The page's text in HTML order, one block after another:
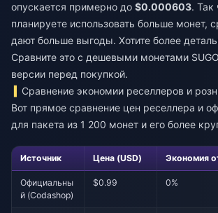
опускается примерно до $0.000603. Так
планируете использовать больше монет,
дают больше выгоды. Хотите более
Сравните это с дешевыми монетами
версии перед покупкой.
Сравнение экономии реселлеров и
Вот прямое сравнение цен реселлера и
для пакета из 1 200 монет и его более
Источник Цена (USD) Экономия
Официальны
й (Codashop)
$0.99 0%